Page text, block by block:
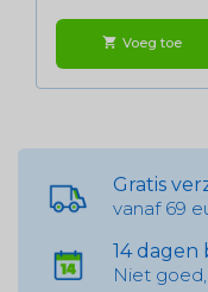
shopping_cart Voeg toe
Gratis
vanaf 69
14 dagen
Niet